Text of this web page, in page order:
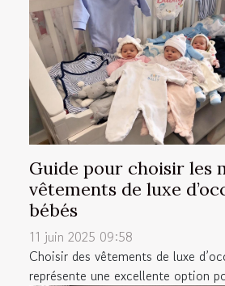
Guide pour choisir les
vêtements de luxe
bébés
11 juin 2025 09:58
Choisir des vêtements de luxe
représente une excellente option